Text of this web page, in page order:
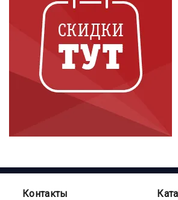
Контакты